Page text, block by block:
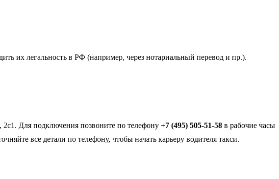
их легальность в РФ (например, через нотариальный перевод и пр.).
Для подключения позвоните по телефону +7 (495) 505-51-58 в рабочие часы
все детали по телефону, чтобы начать карьеру водителя такси.